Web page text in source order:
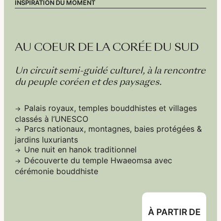
INSPIRATION DU MOMENT
AU COEUR DE LA CORÉE DU SUD
Un circuit semi-guidé culturel, à la rencontre
du peuple coréen et des paysages.
Palais royaux, temples bouddhistes et villages
classés à l’UNESCO
Parcs nationaux, montagnes, baies protégées &
jardins luxuriants
Une nuit en hanok traditionnel
Découverte du temple Hwaeomsa avec
cérémonie bouddhiste
À PARTIR DE